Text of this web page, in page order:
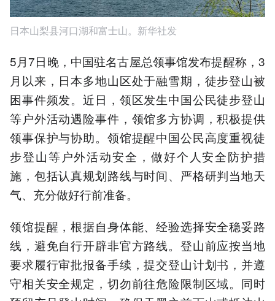
日本山梨县河口湖和富士山。新华社发
5月7日晚，中国驻名古屋总领事馆发布提醒称，3
月以来，日本多地山区处于融雪期，徒步登山被
困事件频发。近日，领区发生中国公民徒步登山
等户外活动遇险事件，领馆多方协调，积极提供
领事保护与协助。领馆提醒中国公民高度重视徒
步登山等户外活动安全，做好个人安全防护措
施，包括认真规划路线与时间、严格研判当地天
气、充分做好行前准备。
领馆提醒，根据自身体能、经验选择安全稳妥路
线，避免自行开辟非官方路线。登山前应按当地
要求履行审批报备手续，提交登山计划书，并遵
守相关安全规定，切勿前往危险限制区域。同时